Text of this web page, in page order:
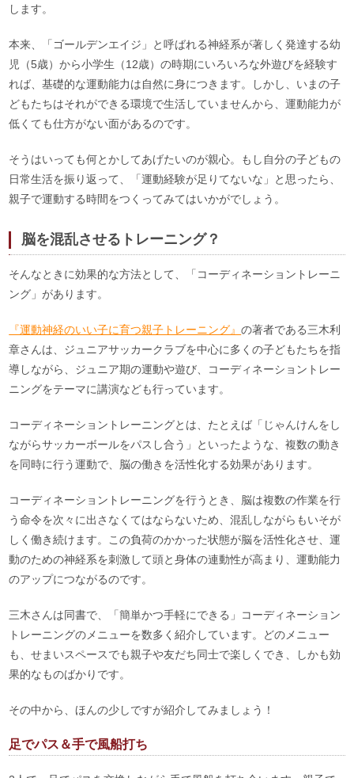
します。
本来、「ゴールデンエイジ」と呼ばれる神経系が著しく発達する幼
児（5歳）から小学生（12歳）の時期にいろいろな外遊びを経験す
れば、基礎的な運動能力は自然に身につきます。しかし、いまの子
どもたちはそれができる環境で生活していませんから、運動能力が
低くても仕方がない面があるのです。
そうはいっても何とかしてあげたいのが親心。もし自分の子どもの
日常生活を振り返って、「運動経験が足りてないな」と思ったら、
親子で運動する時間をつくってみてはいかがでしょう。
脳を混乱させるトレーニング？
そんなときに効果的な方法として、「コーディネーショントレーニ
ング」があります。
『運動神経のいい子に育つ親子トレーニング』の著者である三木利
章さんは、ジュニアサッカークラブを中心に多くの子どもたちを指
導しながら、ジュニア期の運動や遊び、コーディネーショントレー
ニングをテーマに講演なども行っています。
コーディネーショントレーニングとは、たとえば「じゃんけんをし
ながらサッカーボールをパスし合う」といったような、複数の動き
を同時に行う運動で、脳の働きを活性化する効果があります。
コーディネーショントレーニングを行うとき、脳は複数の作業を行
う命令を次々に出さなくてはならないため、混乱しながらもいそが
しく働き続けます。この負荷のかかった状態が脳を活性化させ、運
動のための神経系を刺激して頭と身体の連動性が高まり、運動能力
のアップにつながるのです。
三木さんは同書で、「簡単かつ手軽にできる」コーディネーション
トレーニングのメニューを数多く紹介しています。どのメニュー
も、せまいスペースでも親子や友だち同士で楽しくでき、しかも効
果的なものばかりです。
その中から、ほんの少しですが紹介してみましょう！
足でパス＆手で風船打ち